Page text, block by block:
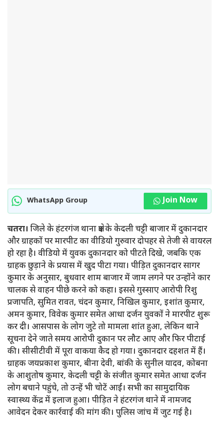
WhatsApp Group Join Now
चतरा। जिले के हंटरगंज थाना क्षेत्र के केदली चट्टी बाजार में दुकानदार
और ग्राहकों पर मारपीट का वीडियो गुरुवार दोपहर से तेजी से वायरल
हो रहा है। वीडियो में युवक दुकानदार को पीटते दिखे, जबकि एक
ग्राहक छुड़ाने के प्रयास में खुद पीटा गया। पीड़ित दुकानदार सागर
कुमार के अनुसार, बुधवार शाम बाजार में जाम लगने पर उन्होंने कार
चालक से वाहन पीछे करने को कहा। इससे गुस्साए आरोपी रिशु
प्रजापति, सुमित रावत, चंदन कुमार, निखिल कुमार, इशांत कुमार,
अमन कुमार, विवेक कुमार समेत आधा दर्जन युवकों ने मारपीट शुरू
कर दी। आसपास के लोग जुटे तो मामला शांत हुआ, लेकिन थाने
सूचना देने जाते समय आरोपी दुकान पर लौट आए और फिर पीटाई
की। सीसीटीवी में पूरा वाकया कैद हो गया। दुकानदार दहशत में हैं।
ग्राहक जयप्रकाश कुमार, बीना देवी, बांकी के सुनील यादव, कोबना
के आशुतोष कुमार, केदली चट्टी के संजीत कुमार समेत आधा दर्जन
लोग बचाने पहुंचे, तो उन्हें भी चोटें आईं। सभी का सामुदायिक
स्वास्थ्य केंद्र में इलाज हुआ। पीड़ित ने हंटरगंज थाने में नामजद
आवेदन देकर कार्रवाई की मांग की। पुलिस जांच में जुट गई है।